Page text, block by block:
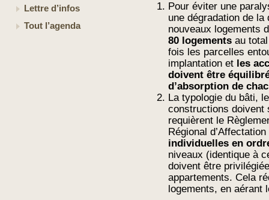
Lettre d’infos
Tout l’agenda
Pour éviter une
une dégradation de
nouveaux logements
80 logements au
fois les parcelles
implantation et les
doivent être
d’absorption de
La typologie du bâti,
constructions doivent
requièrent le
Régional
individuelles en
niveaux (identique à
doivent être
appartements. Cela
logements, en aérant